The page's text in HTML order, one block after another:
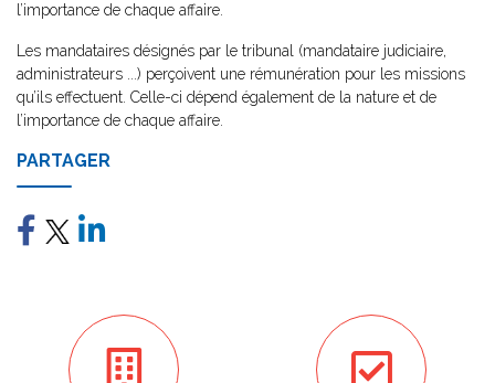
l’importance de chaque affaire.
Les mandataires désignés par le tribunal (mandataire judiciaire,
administrateurs ...) perçoivent une rémunération pour les missions
qu’ils effectuent. Celle-ci dépend également de la nature et de
l’importance de chaque affaire.
PARTAGER